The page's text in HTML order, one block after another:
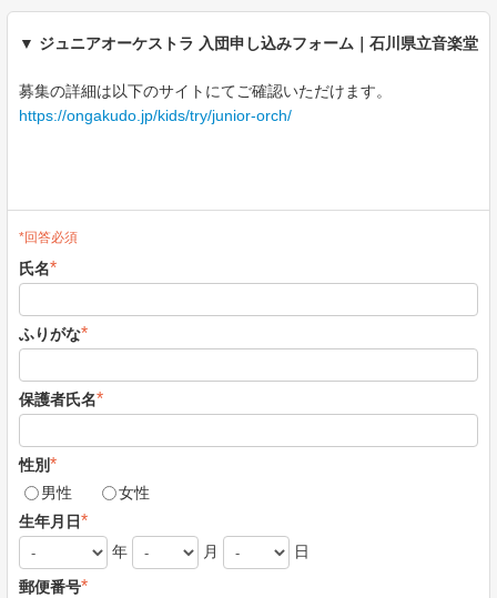
▼ ジュニアオーケストラ 入団申し込みフォーム｜石川県立音楽堂
募集の詳細は以下のサイトにてご確認いただけます。
https://ongakudo.jp/kids/try/junior-orch/
*回答必須
氏名*
ふりがな*
保護者氏名*
性別*
男性
女性
生年月日*
年 月 日
郵便番号*